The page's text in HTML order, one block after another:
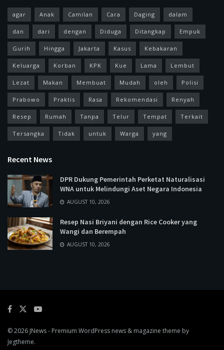
agar Anak Camilan Cara Daging dalam
dan dari dengan Diduga Ditangkap Empuk
Gurih Hingga Jakarta Kasus Kebakaran
Keluarga Korban KPK Kue Lama Lembut
Lezat Makan Membuat Mudah oleh Polisi
Prabowo Praktis Rasa Rekomendasi Renyah
Resep Rumah Tanpa Telur Tempat Terkait
Tersangka Tidak untuk Warga yang
Recent News
DPR Dukung Pemerintah Perketat Naturalisasi
WNA untuk Melindungi Aset Negara Indonesia
AUGUST 10, 2026
Resep Nasi Briyani dengan Rice Cooker yang
Wangi dan Berempah
AUGUST 10, 2026
© 2026 JNews- Premium WordPress news & magazine theme by
Jegtheme.